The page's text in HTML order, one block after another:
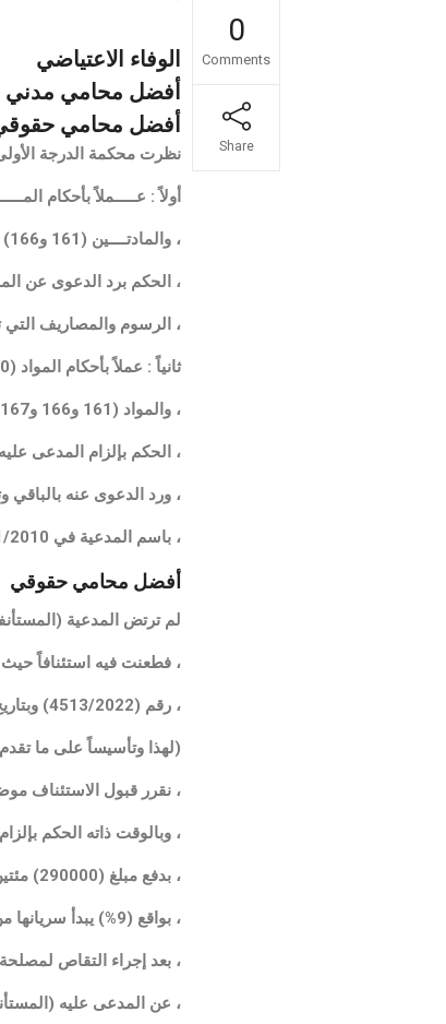
0
Comments
Share
الوفاء الاعتياضي
أفضل محامي مدني
أفضل محامي
نظرت محكمة الدرجة الأولى الدعوى وبتاريخ 31/
أولاً : عـــــملاً بأحكام المـــــــــــواد (340 و341 و342) من
، والمادتــــين (161 و166) من قانون أصول المحاكمات المدنية والمادة (46) من قانون نقابة المحامين
، الحكم برد الدعوى عن
، الرسوم والمصاريف التي تكبدها المدعى
ثانياً : عملاً بأحكام المواد (340 و 341 و 342 و 503 و 505) من القانون المدني
، والمواد (161 و166 و167) من قانون اصول المحاكمات المدنية والمادة (46) من قانون نقابة المحامين
، الحكم بإلزام المدعى عليه الثاني بدفع مبلغ (310306)
، ورد الدعوى عنه بالباقي
، باسم المدعية في 12/1/2010 وحتى السداد التام ومبلغ (1000) دينار أتعاب محاماة للمدعية ) .
أفضل محامي حقوقي
لم ترتض المدعية
، فطعنت فيه استئنافاً
، رقم (4513/2022) وبتاريخ 7/7/2022 أصدرت حكمها وجاهياً والقاضي:
(لهذا وتأسيساً على ما تقدم وعملاً بأحكام
، نقرر قبول الاستئناف
، وبالوقت ذاته الحكم
، بدفع مبلغ (290000) مئتين وتسعين ألف دينار مع الرسوم والمصاريف النسبية والفائدة القانونية
، بواقع (9%) يبدأ سريانها من تاريخ إقامة الدعوى وحتى السداد التام مع إلزام المدعى عليه ( ) بدفع مبلغ (700) دينار
، بعد إجراء التقاص
، عن المدعى عليه